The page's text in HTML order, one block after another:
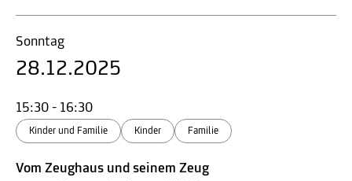
Sonntag
28.12.2025
15:30 - 16:30
Kinder und Familie Kinder Familie
Vom Zeughaus und seinem Zeug